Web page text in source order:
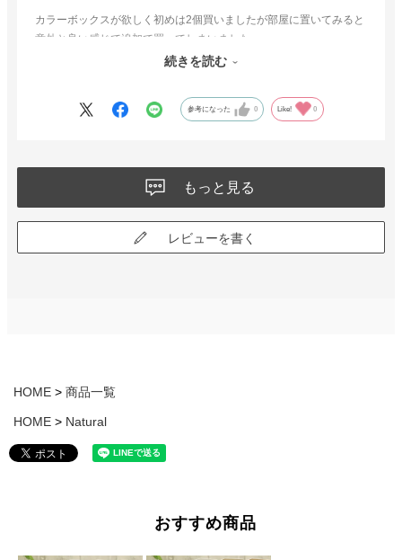
カラーボックスが欲しく初めは2個買いましたが部屋に置いてみると
意外と良い感じで追加で買ってしまいました。
違う色と組み合わせてみるとオシャレで良い感じです。
続きを読む
参考になった 0 Like! 0
もっと見る
レビューを書く
HOME 商品一覧
HOME Natural
おすすめ商品